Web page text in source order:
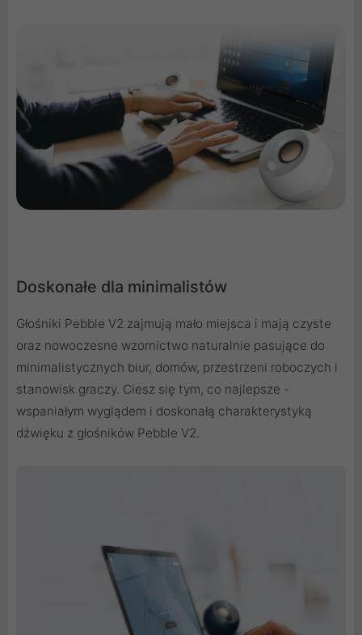
Doskonałe dla minimalistów
Głośniki Pebble V2 zajmują mało miejsca i mają czyste
oraz nowoczesne wzornictwo naturalnie pasujące do
minimalistycznych biur, domów, przestrzeni roboczych i
stanowisk graczy. Ciesz się tym, co najlepsze -
wspaniałym wyglądem i doskonałą charakterystyką
dźwięku z głośników Pebble V2.